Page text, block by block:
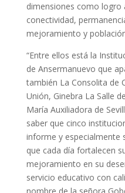
dimensiones como logro
conectividad,
mejoramiento y
“Entre ellos está la
de Ansermanuevo que
también La Consolita de
Unión, Ginebra La Salle
María Auxiliadora de
saber que cinco
informe y especialmente
que cada día fortalecen
mejoramiento en su
servicio educativo con